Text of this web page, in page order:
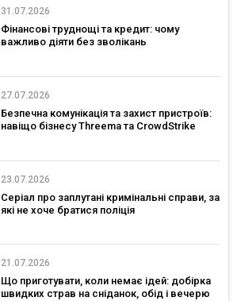
31.07.2026
Фінансові труднощі та кредит: чому
важливо діяти без зволікань
27.07.2026
Безпечна комунікація та захист пристроїв:
навіщо бізнесу Threema та CrowdStrike
23.07.2026
Серіал про заплутані кримінальні справи, за
які не хоче братися поліція
21.07.2026
Що приготувати, коли немає ідей: добірка
швидких страв на сніданок, обід і вечерю